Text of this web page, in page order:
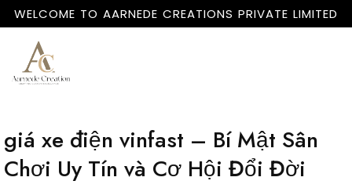
WELCOME TO AARNEDE CREATIONS PRIVATE LIMITED
giá xe điện vinfast – Bí Mật Sân
Chơi Uy Tín và Cơ Hội Đổi Đời